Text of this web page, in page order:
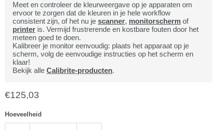
Meet en controleer de kleurweergave op je apparaten om
ervoor te zorgen dat de kleuren in je hele workflow
consistent zijn, of het nu je scanner, monitorscherm of
printer is. Vermijd frustrerende en kostbare fouten door het
meteen goed te doen.
Kalibreer je monitor eenvoudig: plaats het apparaat op je
scherm, volg de eenvoudige instructies op het scherm en
klaar!
Bekijk alle Calibrite-producten.
Huidige prijs
€125,03
Hoeveelheid